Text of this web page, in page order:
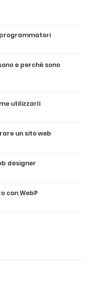
programmatori
e perchè sono
utilizzarli
un sito web
designer
con WebP